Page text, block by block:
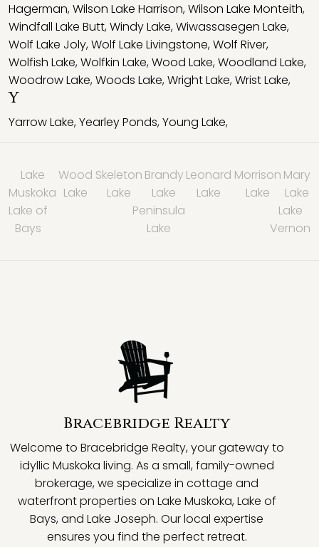
Hagerman,Wilson Lake Harrison,Wilson Lake Monteith,
Windfall Lake Butt,Windy Lake,Wiwassasegen Lake,
Wolf Lake Joly,Wolf Lake Livingstone,Wolf River,
Wolfish Lake,Wolfkin Lake,Wood Lake,Woodland Lake,
Woodrow Lake,Woods Lake,Wright Lake,Wrist Lake,
Y
Yarrow Lake,Yearley Ponds,Young Lake,
Lake
Muskoka
Wood
Lake
Skeleton
Lake
Brandy
Lake
Leonard
Lake
Morrison
Lake
Mary
Lake
Lake of
Bays
Peninsula
Lake
Lake
Vernon
Bracebridge Realty
Welcome to Bracebridge Realty, your gateway to
idyllic Muskoka living. As a small, family-owned
brokerage, we specialize in cottage and
waterfront properties on Lake Muskoka, Lake of
Bays, and Lake Joseph. Our local expertise
ensures you find the perfect retreat.